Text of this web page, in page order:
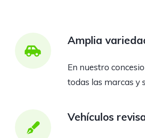
Amplia
En nuestro
todas las marcas y
Vehículos